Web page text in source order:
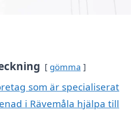
gömma
som är specialiserat
i Rävemåla hjälpa till